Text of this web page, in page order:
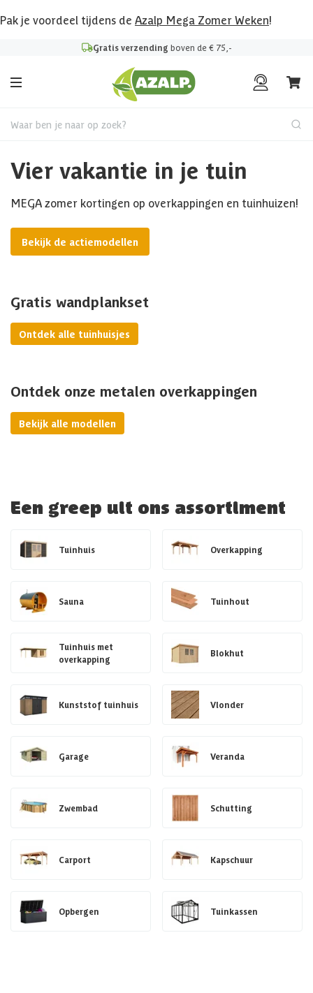
Pak je voordeel tijdens de Azalp Mega Zomer Weken!
Gratis verzending boven de € 75,-
Waar ben je naar op zoek?
Vier vakantie in je tuin
MEGA zomer kortingen op overkappingen en tuinhuizen!
Bekijk de actiemodellen
Gratis wandplankset
Ontdek alle tuinhuisjes
Ontdek onze metalen overkappingen
Bekijk alle modellen
Een greep uit ons assortiment
Tuinhuis Overkapping
Sauna Tuinhout
Tuinhuis met
overkapping
Blokhut
Kunststof tuinhuis Vlonder
Garage Veranda
Zwembad Schutting
Carport Kapschuur
Opbergen Tuinkassen